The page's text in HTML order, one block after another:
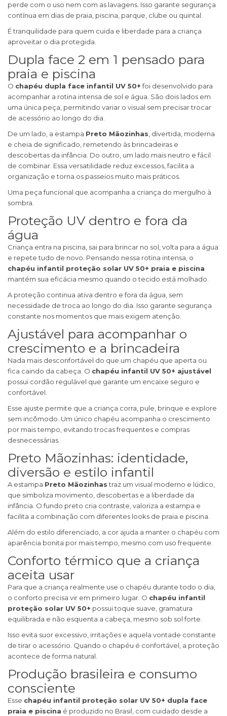
perde com o uso nem com as lavagens. Isso garante segurança
contínua em dias de praia, piscina, parque, clube ou quintal.
É tranquilidade para quem cuida e liberdade para a criança
aproveitar o dia protegida.
Dupla face 2 em 1 pensado para
praia e piscina
O chapéu dupla face infantil UV 50+foi desenvolvido para
acompanhar a rotina intensa de sol e água. São dois lados em
uma única peça, permitindo variar o visual sem precisar trocar
de acessório ao longo do dia.
De um lado, a estampa Preto Mãozinhas, divertida, moderna
e cheia de significado, remetendo às brincadeiras e
descobertas da infância. Do outro, um lado mais neutro e fácil
de combinar. Essa versatilidade reduz excessos, facilita a
organização e torna os passeios muito mais práticos.
Uma peça funcional que acompanha a criança do mergulho à
sombra.
Proteção UV dentro e fora da
água
Criança entra na piscina, sai para brincar no sol, volta para a água
e repete tudo de novo. Pensando nessa rotina intensa, o
chapéu infantil proteção solar UV 50+ praia e piscina
mantém sua eficácia mesmo quando o tecido está molhado.
A proteção continua ativa dentro e fora da água, sem
necessidade de troca ao longo do dia. Isso garante segurança
constante nos momentos que mais exigem atenção.
Ajustável para acompanhar o
crescimento e a brincadeira
Nada mais desconfortável do que um chapéu que aperta ou
fica caindo da cabeça. O chapéu infantil UV 50+ ajustável
possui cordão regulável que garante um encaixe seguro e
confortável.
Esse ajuste permite que a criança corra, pule, brinque e explore
sem incômodo. Um único chapéu acompanha o crescimento
por mais tempo, evitando trocas frequentes e compras
desnecessárias.
Preto Mãozinhas: identidade,
diversão e estilo infantil
A estampa Preto Mãozinhastraz um visual moderno e lúdico,
que simboliza movimento, descobertas e a liberdade da
infância. O fundo preto cria contraste, valoriza a estampa e
facilita a combinação com diferentes looks de praia e piscina.
Além do estilo diferenciado, a cor ajuda a manter o chapéu com
aparência bonita por mais tempo, mesmo com uso frequente.
Conforto térmico que a criança
aceita usar
Para que a criança realmente use o chapéu durante todo o dia,
o conforto precisa vir em primeiro lugar. O chapéu infantil
proteção solar UV 50+ possui toque suave, gramatura
equilibrada e não esquenta a cabeça, mesmo sob sol forte.
Isso evita suor excessivo, irritações e aquela vontade constante
de tirar o acessório. Quando o chapéu é confortável, a proteção
acontece de forma natural.
Produção brasileira e consumo
consciente
Esse chapéu infantil proteção solar UV 50+ dupla face
praia e piscina é produzido no Brasil, com cuidado desde a